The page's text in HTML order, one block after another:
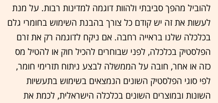
להוביל מהפך סביבתי ולהוות דוגמה למדינות רבות. על מנת
לעשות את זה יש קודם כל צורך בהבנת השימוש בחומרי גלם
בכלכלה שלנו בראייה רחבה. אם ניקח לדוגמה רק את זרם
הפלסטיק בכלכלה, לפני שבוחרים להכיל חוק או להטיל מס
כזה או אחר, חובה על הממשלה לבצע ניתוח תזרימי חומר,
לפי סוגי הפלסטיק השונים הנמצאים בשימוש בתעשיות
השונות ובמוצרים השונים בכלכלה הישראלית, לכמת את